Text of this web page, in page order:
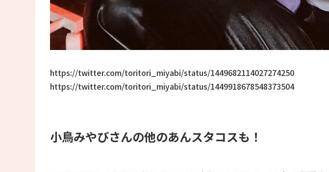
https://twitter.com/toritori_miyabi/status/1449682114027274250
https://twitter.com/toritori_miyabi/status/1449918678548373504
小鳥みやびさんの他のあんスタコスも！